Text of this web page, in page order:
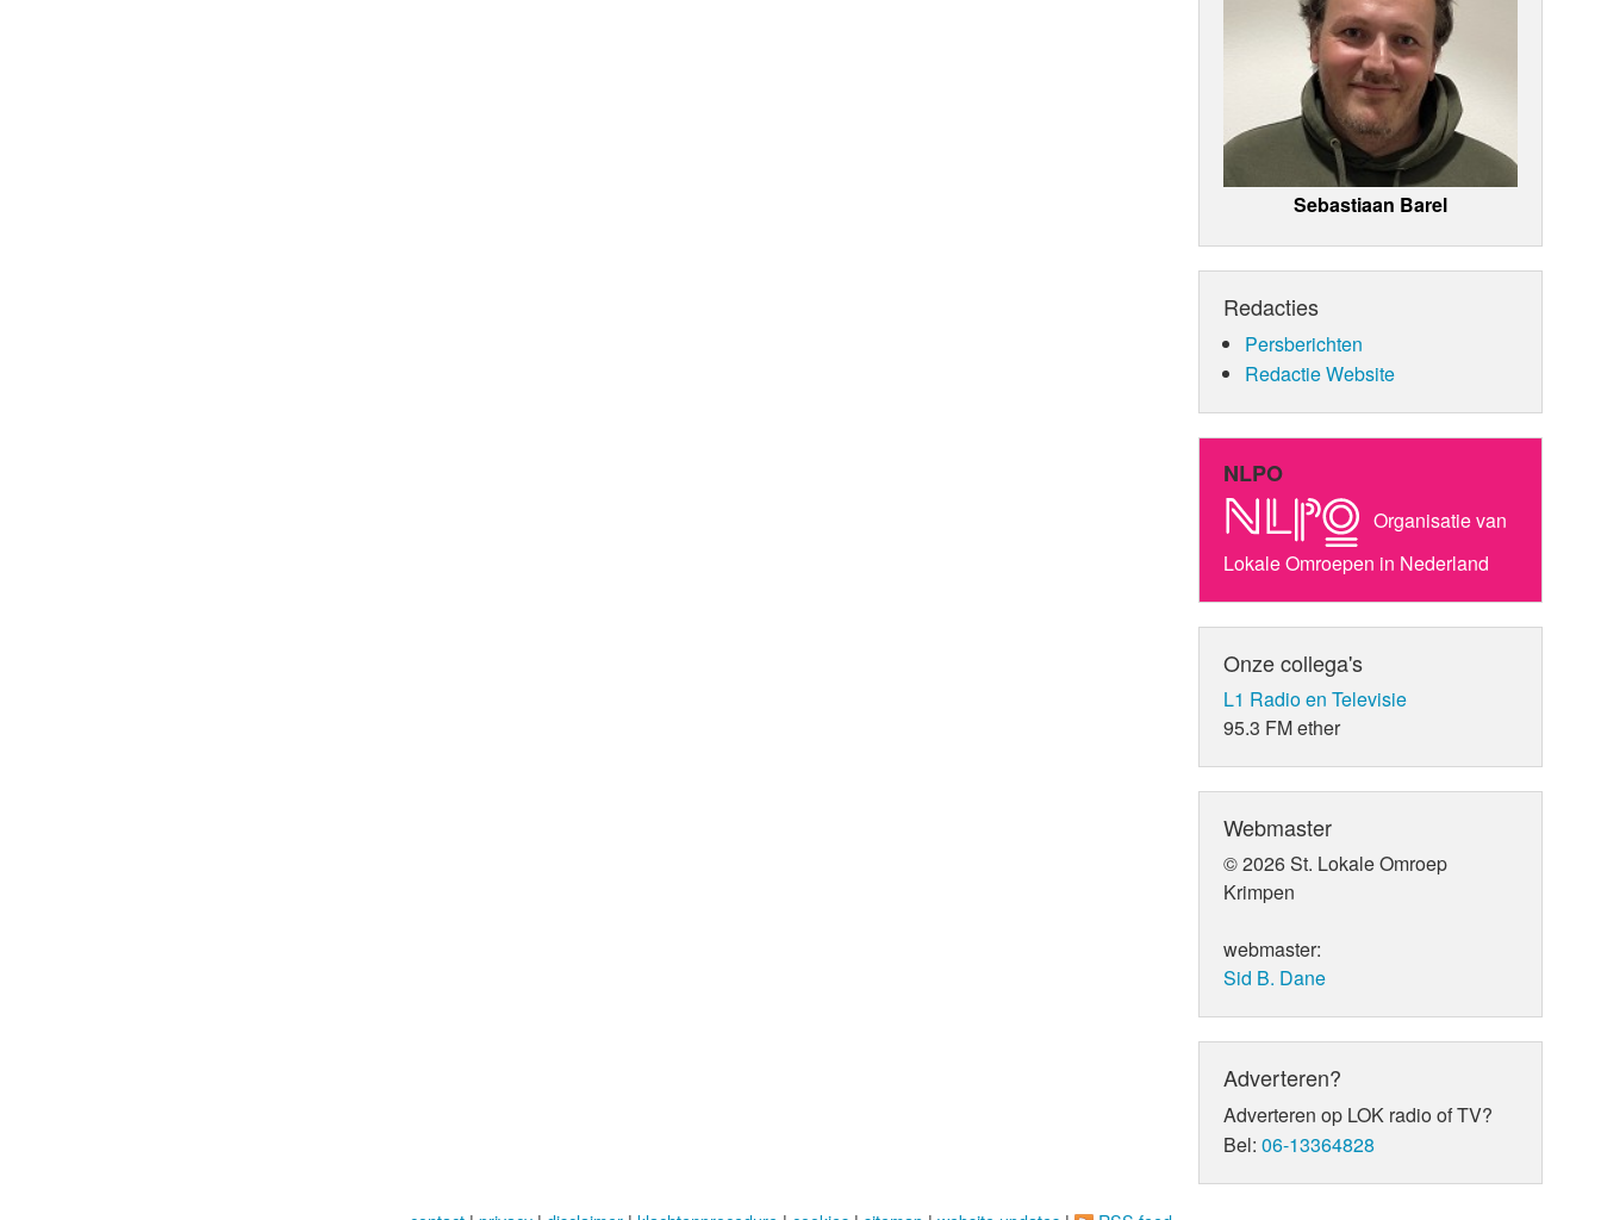
Sebastiaan Barel
Redacties
Persberichten
Redactie Website
NLPO
Organisatie van
Lokale Omroepen in Nederland
Onze collega's
L1 Radio en Televisie
95.3 FM ether
Webmaster
© 2026 St. Lokale Omroep
Krimpen
webmaster:
Sid B. Dane
Adverteren?
Adverteren op LOK radio of TV?
Bel:06-13364828